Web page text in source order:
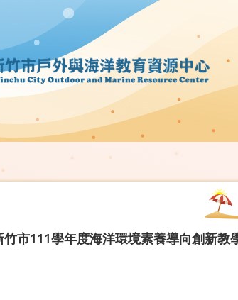
竹市111學年度海洋環境素養導向創新